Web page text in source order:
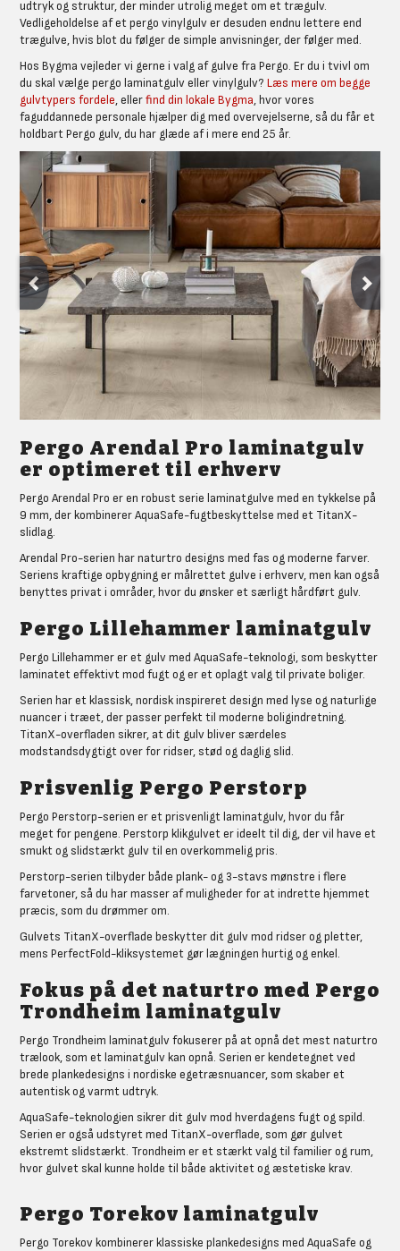
udtryk og struktur, der minder utrolig meget om et trægulv.
Vedligeholdelse af et pergo vinylgulv er desuden endnu lettere end
trægulve, hvis blot du følger de simple anvisninger, der følger med.
Hos Bygma vejleder vi gerne i valg af gulve fra Pergo. Er du i tvivl om
du skal vælge pergo laminatgulv eller vinylgulv? Læs mere om begge
gulvtypers fordele, ellerfind din lokale Bygma, hvor vores
faguddannede personale hjælper dig med overvejelserne, så du får et
holdbart Pergo gulv, du har glæde af i mere end 25 år.
Pergo Arendal Pro laminatgulv
er optimeret til erhverv
Pergo Arendal Pro er en robust serie laminatgulve med en tykkelse på
9 mm, der kombinerer AquaSafe-fugtbeskyttelse med et TitanX-
slidlag.
Arendal Pro-serien har naturtro designs med fas og moderne farver.
Seriens kraftige opbygning er målrettet gulve i erhverv, men kan også
benyttes privat i områder, hvor du ønsker et særligt hårdført gulv.
Pergo Lillehammer laminatgulv
Pergo Lillehammer er et gulv med AquaSafe-teknologi, som beskytter
laminatet effektivt mod fugt og er et oplagt valg til private boliger.
Serien har et klassisk, nordisk inspireret design med lyse og naturlige
nuancer i træet, der passer perfekt til moderne boligindretning.
TitanX-overfladen sikrer, at dit gulv bliver særdeles
modstandsdygtigt over for ridser, stød og daglig slid.
Prisvenlig Pergo Perstorp
Pergo Perstorp-serien er et prisvenligt laminatgulv, hvor du får
meget for pengene. Perstorp klikgulvet er ideelt til dig, der vil have et
smukt og slidstærkt gulv til en overkommelig pris.
Perstorp-serien tilbyder både plank- og 3-stavs mønstre i flere
farvetoner, så du har masser af muligheder for at indrette hjemmet
præcis, som du drømmer om.
Gulvets TitanX-overflade beskytter dit gulv mod ridser og pletter,
mens PerfectFold-kliksystemet gør lægningen hurtig og enkel.
Fokus på det naturtro med Pergo
Trondheim laminatgulv
Pergo Trondheim laminatgulv fokuserer på at opnå det mest naturtro
trælook, som et laminatgulv kan opnå. Serien er kendetegnet ved
brede plankedesigns i nordiske egetræsnuancer, som skaber et
autentisk og varmt udtryk.
AquaSafe-teknologien sikrer dit gulv mod hverdagens fugt og spild.
Serien er også udstyret med TitanX-overflade, som gør gulvet
ekstremt slidstærkt. Trondheim er et stærkt valg til familier og rum,
hvor gulvet skal kunne holde til både aktivitet og æstetiske krav.
Pergo Torekov laminatgulv
Pergo Torekov kombinerer klassiske plankedesigns med AquaSafe og